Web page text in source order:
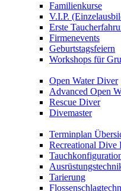
Familienkurse
V.I.P.
Erste
Firmenevents
Geburtstagsfeiern
Workshops für
Open Water Diver
Advanced Open
Rescue Diver
Divemaster
Terminplan
Recreational Dive
Tarierung